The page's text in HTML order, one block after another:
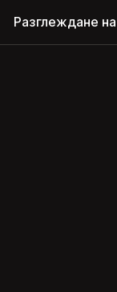
Разглеждане